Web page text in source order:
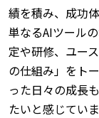
績を積み、成功
単なるAIツール
定や研修、ユー
の仕組み」をト
った日々の成長
たいと感じていま